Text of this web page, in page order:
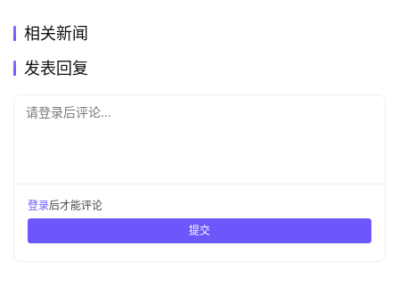
相关新闻
发表回复
请登录后评论...
登录后才能评论
提交